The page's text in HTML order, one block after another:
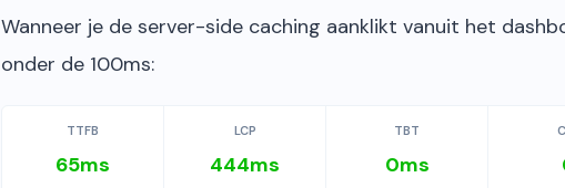
Wanneer je de server-side caching aanklikt vanuit het
onder de 100ms:
TTFB
65ms
LCP
444ms
TBT
0ms